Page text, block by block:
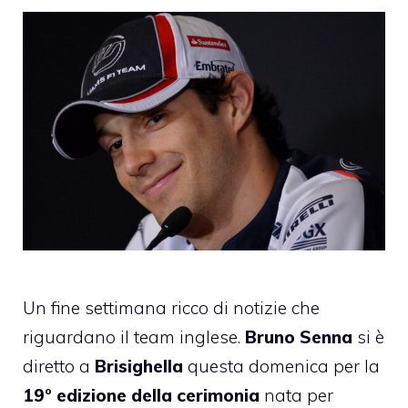
Un fine settimana ricco di notizie che
riguardano il team inglese. Bruno Senna si è
diretto a Brisighella questa domenica per la
19° edizione della cerimonia nata per